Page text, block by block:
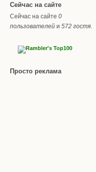
Сейчас на сайте
Сейчас на сайте 0
пользователей и 572 гостя
Просто реклама